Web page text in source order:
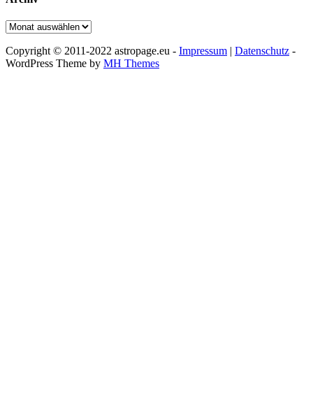
Archiv
Copyright © 2011-2022 astropage.eu - Impressum | Datenschutz -
WordPress Theme by MH Themes